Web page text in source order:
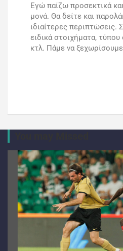
Εγώ παίζω προσεκτικά
μονά. Θα δείτε και
ιδιαίτερες περιπτώσεις.
ειδικά στοιχήματα,
κτλ. Πάμε να